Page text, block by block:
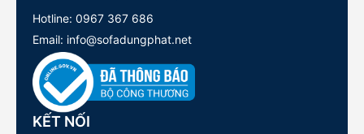
Hotline: 0967 367 686
Email: info@sofadungphat.net
KẾT NỐI